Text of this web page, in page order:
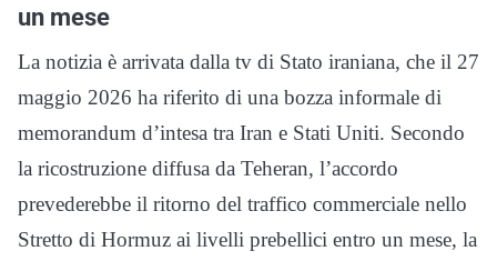
un mese
La notizia è arrivata dalla tv di Stato iraniana, che il 27
maggio 2026 ha riferito di una bozza informale di
memorandum d’intesa tra Iran e Stati Uniti. Secondo
la ricostruzione diffusa da Teheran, l’accordo
prevederebbe il ritorno del traffico commerciale nello
Stretto di Hormuz ai livelli prebellici entro un mese, la